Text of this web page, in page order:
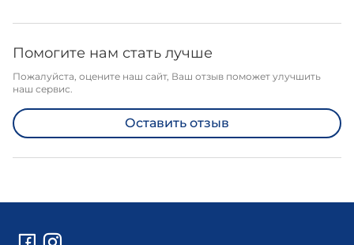
Помогите нам стать лучше
Пожалуйста, оцените наш сайт, Ваш отзыв поможет улучшить
наш сервис.
Оставить отзыв